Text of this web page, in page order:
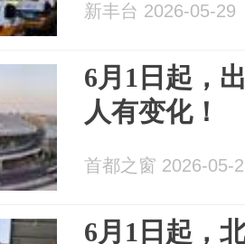
新丰台 2026-05-29
6月1日起，
人有变化！
首都之窗 2026-05-
6月1日起，